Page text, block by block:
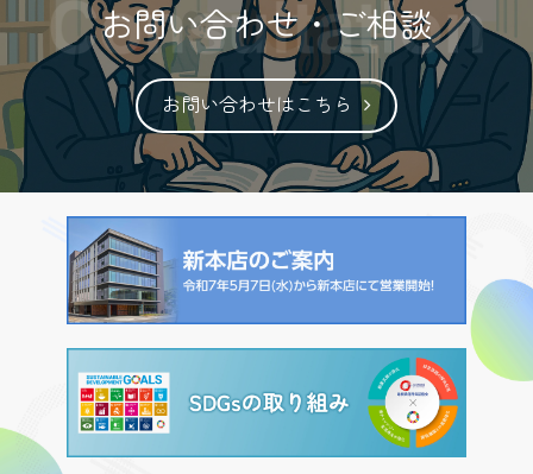
お問い合わせ・ご相談
お問い合わせはこちら